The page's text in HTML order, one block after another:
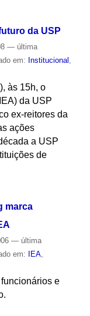
da USP
— última
em: Institucional
às 15h, o
da USP
ex-reitores da
ações
a USP
de
marca
— última
em: IEA,
e